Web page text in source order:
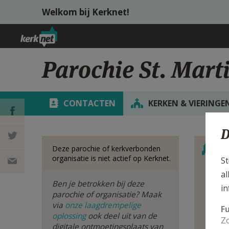
Overslaan en naar de inhoud gaan
Welkom bij Kerknet!
Parochie St.
CONTACTEN KERKEN &
DEEL OP
FACEBOOK
DEEL OP
Deze parochie of kerkverbonden
organisatie is niet actief op Kerknet.
Ben je betrokken bij deze
parochie of organisatie? Maak
via onze laagdrempelige
oplossingook deel uit van de
digitale ontmoetingsplaats van